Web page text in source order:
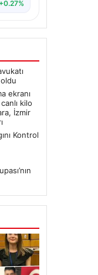
ekranı
kilo
İzmir
Kontrol